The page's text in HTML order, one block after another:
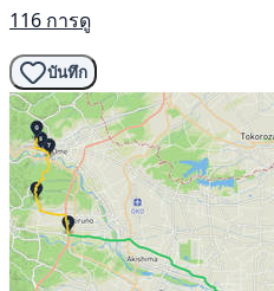
116 การดู
บันทึก